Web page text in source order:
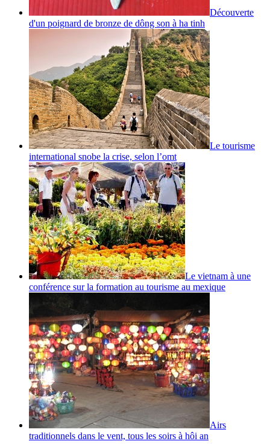
Découverte
d'un poignard de bronze de dông son à ha tinh
Le tourisme
international snobe la crise, selon l’omt
Le vietnam à une
conférence sur la formation au tourisme au mexique
Airs
traditionnels dans le vent, tous les soirs à hôi an